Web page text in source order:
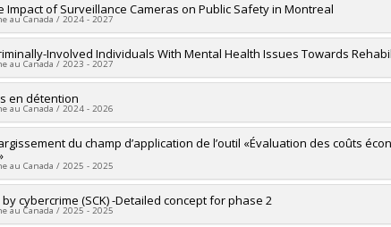
: Chloé Leclerc
: Jo-Anne Wemmers
Ouellet-Morin,Isabelle V. Daignault,Francis Fortin,David Décary-
,Vincent Denault,Sébastien Brouillette-Alarie,William Arbour,
Leclair
CRSH/Conseil de recherches en sciences humaines du Canada
Impact of Surveillance Cameras on Public Safety in Montreal
au Canada / 2024 - 2027
:William Arbour
: Catherine Michaud-Leclerc
CRSH/Conseil de recherches en sciences humaines du Canada
PVXXXXXX-Subvention d'engagement partenarial
Involved Individuals With Mental Health Issues Towards
au Canada / 2023 - 2027
:William Arbour
Justice (Canada)
en détention
au Canada / 2024 - 2026
:William Arbour
CRSH/Conseil de recherches en sciences humaines du Canada
du champ d’application de l’outil «Évaluation des coûts
au Canada / 2025 - 2025
:William Arbour
MITACS Inc.
cybercrime (SCK) -Detailed concept for phase 2
au Canada / 2025 - 2025